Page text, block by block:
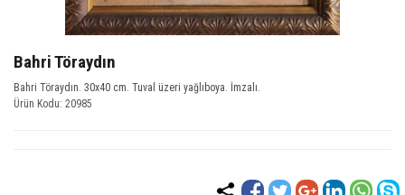
Bahri Töraydın
Bahri Töraydın. 30x40 cm. Tuval üzeri yağlıboya. İmzalı.
Ürün Kodu: 20985